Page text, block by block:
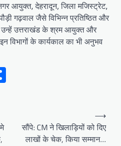
आयुक्त, देहरादून, जिला मजिस्ट्रेट,
गढ़वाल जैसे विभिन्न प्रतिष्ठित और
उन्हें उत्तराखंड के श्रम आयुक्त और
विभागों के कार्यकाल का भी अनुभव
सौंपे: CM ने खिलाड़ियों को दिए
लाखों के चेक, किया सम्मान…
⟶